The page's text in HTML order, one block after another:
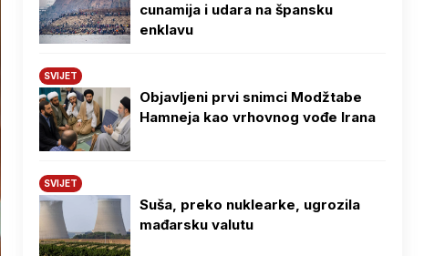
cunamija i udara na špansku
enklavu
SVIJET
Objavljeni prvi snimci Modžtabe
Hamneja kao vrhovnog vođe Irana
SVIJET
Suša, preko nuklearke, ugrozila
mađarsku valutu